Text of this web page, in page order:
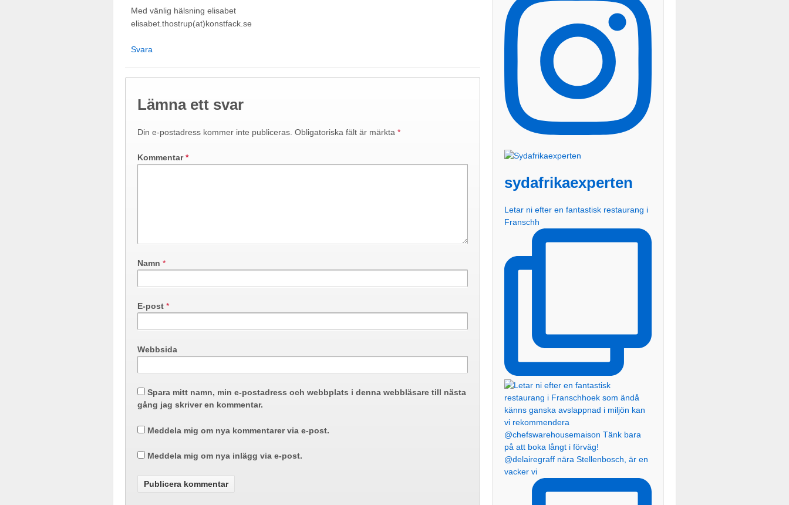
Med vänlig hälsning elisabet
elisabet.thostrup(at)konstfack.se
Svara
Lämna ett svar
Din e-postadress kommer inte publiceras. Obligatoriska fält är märkta *
Kommentar*
Namn *
E-post *
Webbsida
Spara mitt namn, min e-postadress och webbplats i denna webbläsare till nästa
gång jag skriver en kommentar.
Meddela mig om nya kommentarer via e-post.
Meddela mig om nya inlägg via e-post.
sydafrikaexperten
Letar ni efter en fantastisk restaurang i
Franschh
@delairegraff nära Stellenbosch, är en
vacker vi